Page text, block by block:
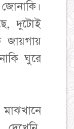
দুটোই
ঘুরে